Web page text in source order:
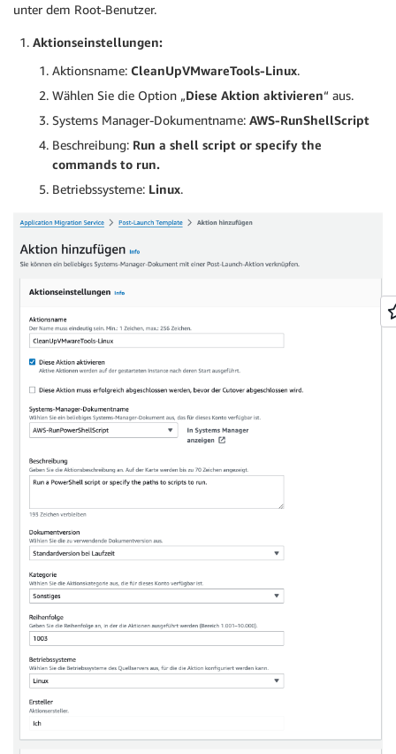
unter dem Root-Benutzer.
Aktionseinstellungen:
Aktionsname: CleanUpVMwareTools-Linux.
Wählen Sie die Option „Diese Aktion aktivieren“ aus.
Systems Manager-Dokumentname: AWS-RunShellScript
Beschreibung: Run a shell script or specify the
commands to run.
Betriebssysteme: Linux.